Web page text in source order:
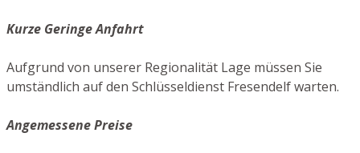
Kurze Geringe Anfahrt
Aufgrund von unserer Regionalität Lage müssen Sie
umständlich auf den Schlüsseldienst Fresendelf warten.
Angemessene Preise